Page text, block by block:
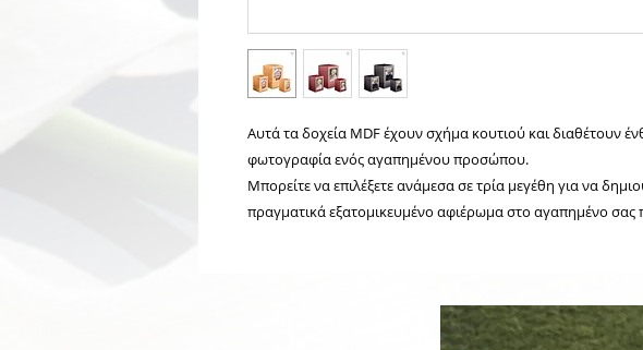
Αυτά τα δοχεία MDF έχουν σχήμα κουτιού και διαθέτουν
φωτογραφία ενός αγαπημένου προσώπου.
Μπορείτε να επιλέξετε ανάμεσα σε τρία μεγέθη για να
πραγματικά εξατομικευμένο αφιέρωμα στο αγαπημένο